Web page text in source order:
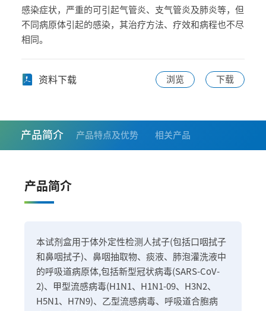
感染症状，严重的可引起气管炎、支气管炎及肺炎等，但
不同病原体引起的感染，其治疗方法、疗效和病程也不尽
相同。
资料下载 浏览 下载
产品简介 产品特点及优势 相关产品
产品简介
本试剂盒用于体外定性检测人拭子(包括口咽拭子
和鼻咽拭子)、鼻咽抽取物、痰液、肺泡灌洗液中
的呼吸道病原体,包括新型冠状病毒(SARS-CoV-
2)、甲型流感病毒(H1N1、H1N1-09、H3N2、
H5N1、H7N9)、乙型流感病毒、呼吸道合胞病